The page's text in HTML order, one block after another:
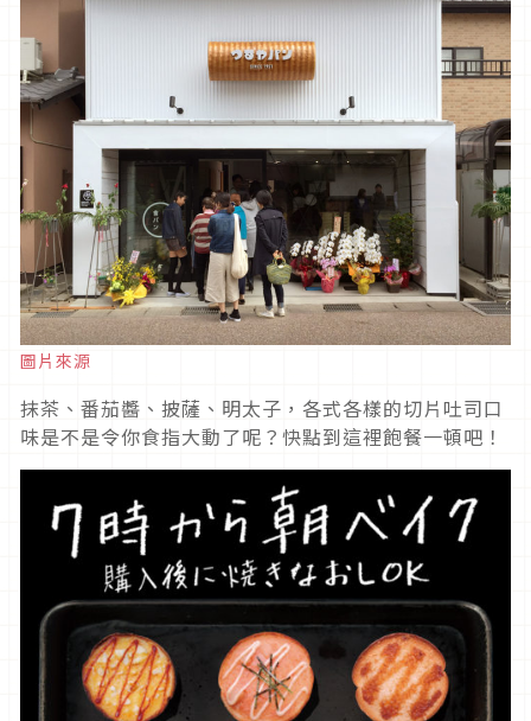
圖片來源
抹茶、番茄醬、披薩、明太子，各式各樣的切片吐司口
味是不是令你食指大動了呢？快點到這裡飽餐一頓吧！